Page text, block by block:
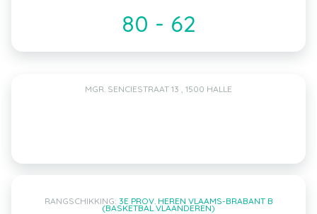
80 - 62
MGR. SENCIESTRAAT 13 , 1500 HALLE
RANGSCHIKKING: 3E PROV. HEREN VLAAMS-BRABANT B
(BASKETBAL VLAANDEREN)